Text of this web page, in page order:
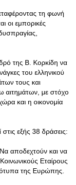
τη φωνή
οι εμπορικές
της Β. Κορκίδη να
του ελληνικού
τους και
αιτημάτων, με στόχο
και η οικονομία
στις εξής 38 δράσεις:
αποδεχτούν και να
Εταίρους
της Ευρώπης.